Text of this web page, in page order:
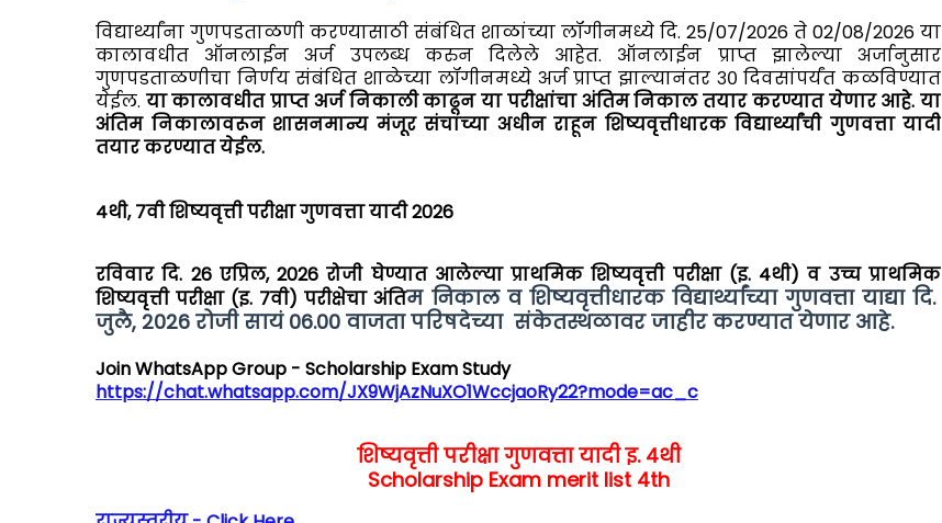
विद्यार्थ्यांना गुणपडताळणी करण्यासाठी संबंधित शाळांच्या लॉगीनमध्ये दि. 25/07/2026 ते 02/08/2026 या
कालावधीत ऑनलाईन अर्ज उपलब्ध करुन दिलेले आहेत. ऑनलाईन प्राप्त झालेल्या अर्जानुसार
गुणपडताळणीचा निर्णय संबंधित शाळेच्या लॉगीनमध्ये अर्ज प्राप्त झाल्यानंतर ३० दिवसांपर्यंत कळविण्यात
येईल. या कालावधीत प्राप्त अर्ज निकाली काढून या परीक्षांचा अंतिम निकाल तयार करण्यात येणार आहे. या
अंतिम निकालावरून शासनमान्य मंजूर संचांच्या अधीन राहून शिष्यवृत्तीधारक विद्यार्थ्यांची गुणवत्ता यादी
तयार करण्यात येईल.
4थी, 7वी शिष्यवृत्ती परीक्षा गुणवत्ता यादी 2026
रविवार दि. 26 एप्रिल, 2026 रोजी घेण्यात आलेल्या प्राथमिक शिष्यवृत्ती परीक्षा (इ. 4थी) व उच्च प्राथमिक
शिष्यवृत्ती परीक्षा (इ. 7वी) परीक्षेचा अंतिम निकाल व शिष्यवृत्तीधारक विद्यार्थ्यांच्या गुणवत्ता याद्या दि.
जुलै, 2026 रोजी सायं 06.00 वाजता परिषदेच्या संकेतस्थळावर जाहीर करण्यात येणार आहे.
Join WhatsApp Group - Scholarship Exam Study
https://chat.whatsapp.com/JX9WjAzNuXO1WccjaoRy22?mode=ac_c
शिष्यवृत्ती परीक्षा गुणवत्ता यादीइ. 4थी
Scholarship Exam merit list 4th